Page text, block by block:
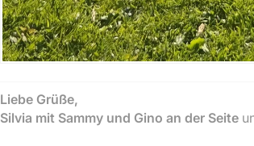
Liebe Grüße,
Silvia mit Sammy und Gino an der Seite